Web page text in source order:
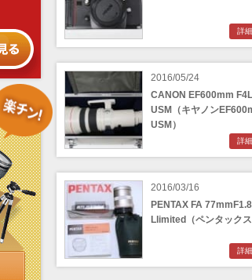
詳
2016/05/24
CANON EF600mm
USM（キヤノン
USM）
詳
2016/03/16
PENTAX FA
Llimited（ペンタックス
詳